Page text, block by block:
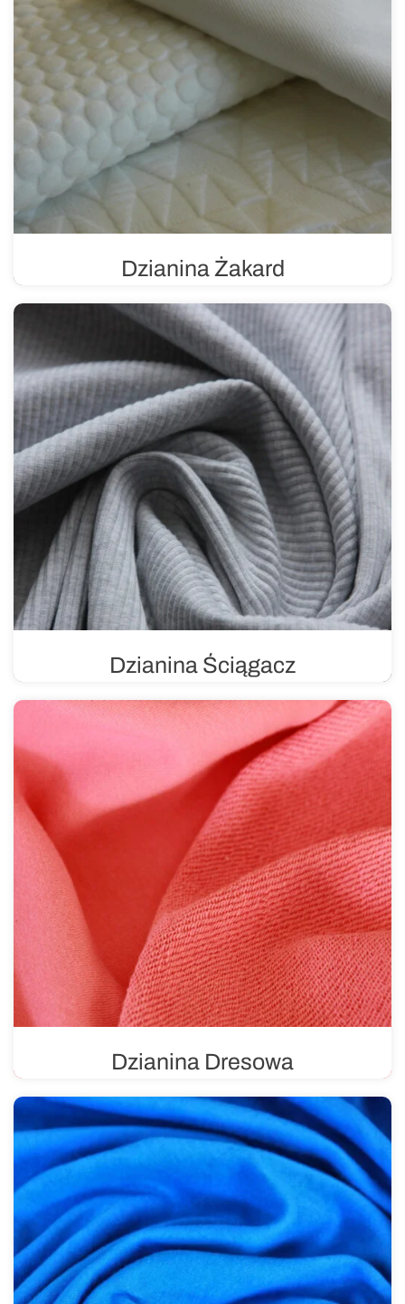
Dzianina Żakard
tworzenie złożonych wzorów i tekstur. Może mieć
różnorodne wzory, od subtelnych i delikatnych, po
bardziej złożone i wyraziste.
Dzianina Ściągacz
elastycznością i trwałością, dlatego idealnie sprawdza
się przy wykończeniach różnego rodzaju ubrań.
Dzianina Dresowa
splotem, z jednej strony jest gładka jednokolorowa, a z
drugiej ma pętelkę. Dostępna w różnych gramaturach od
220 gr/m2 do 500 gr/m2.